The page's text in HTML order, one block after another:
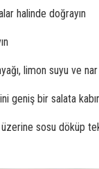
halinde doğrayın
limon suyu ve nar
geniş bir salata
sosu döküp